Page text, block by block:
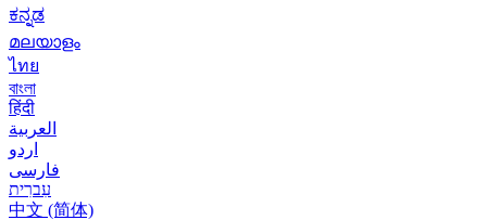
ಕನ್ನಡ
മലയാളം
ไทย
বাংলা
हिंदी
العربية
اردو
فارسی
עִברִית
中文 (简体)